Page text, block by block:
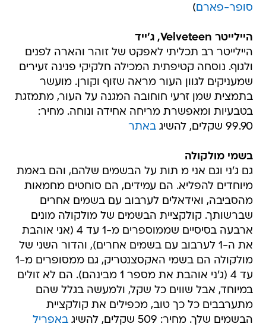
סופר-פארם)
היילייטר Velveteen, ג'ייד
היילייטר רב תכליתי לאפקט של זוהר והארה לפנים
ולגוף. נוסחה קטיפתית המכילה חלקיקי פנינה זעירים
שמעניקים לגוון העור מראה שזוף וקורן. מועשר
בתמצית שמן זרעי חוחובה המגנה על העור, מתמזגת
בטבעיות ומאפשרת מריחה אחידה ונוחה. מחיר:
99.90 שקלים, להשיג
באתר
בשמי מולקולה
גם ג'ני וגם אני מ תות על הבשמים שלהם, והם באמת
מיוחדים להפליא. הם עמידים, הם סוחטים מחמאות
מהסביבה, ואידאלים לערבוב עם בשמים אחרים
שברשותך. קולקציית הבשמים של מולקולה מונים
ארבעה בסיסיים שממוספרים מ-1 עד 4 (אני אוהבת
את ה-1 לערבוב עם בשמים אחרים), והדור השני של
מולקולה הם בשמי האקסצנטריק, גם ממסופרים מ-1
עד 4 (ג'ני אוהבת את מספר 1 מבינהם). הם לא זולים
במיוחד, אבל שווים כל שקל, ולמעשה בגלל שהם
מתערבבים כל כך טוב, מכפילים את קולקציית
הבשמים שלך. מחיר: 509 שקלים, להשיג
באפריל